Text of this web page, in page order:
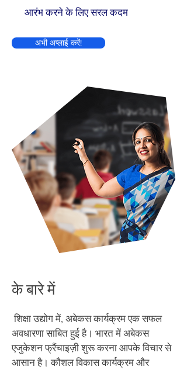
आरंभ करने के लिए सरल कदम
अभी अप्लाई करें!
के बारे में
​शिक्षा उद्योग में, अबेकस कार्यक्रम एक सफल
अवधारणा साबित हुई है। भारत में अबेकस
एजुकेशन फ्रैंचाइज़ी शुरू करना आपके विचार से
आसान है। कौशल विकास कार्यक्रम और